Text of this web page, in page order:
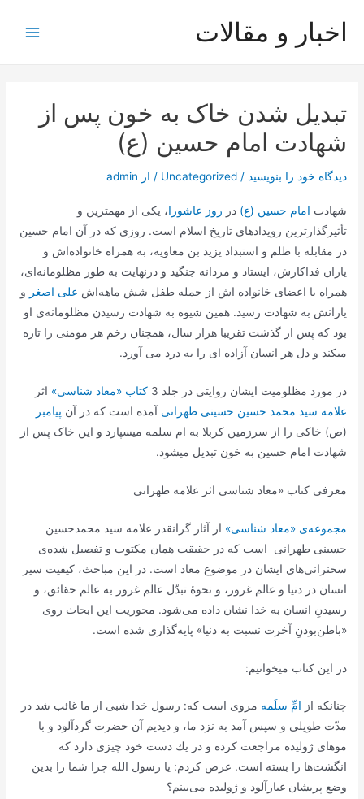
اخبار و مقالات
تبدیل شدن خاک به خون پس از
شهادت امام حسین (ع)
دیدگاه‌ خود را بنویسید /
Uncategorized / از admin
شهادت امام حسین (ع) در روز عاشورا، یکی از مهمترین و
تأثیرگذارترین رویدادهای تاریخ اسلام است. روزی که در آن امام حسین
در مقابله با ظلم و استبداد یزید بن معاویه، به همراه خانواده‌اش و
یاران فداکارش، ایستاد و مردانه جنگید و درنهایت به طور مظلومانه‌ای،
همراه با اعضای خانواده اش از جمله طفل شش ماهه‌اش علی اصغر و
یارانش به شهادت رسید. همین شیوه به شهادت رسیدن مظلومانه‌ی او
بود که پس از گذشت تقریبا هزار سال، همچنان زخم هر مومنی را تازه
میکند و دل هر انسان آزاده ای را به درد می آورد.
در مورد مظلومیت ایشان روایتی در جلد 3 کتاب «معاد شناسی» اثر
علامه سید محمد حسین حسینی طهرانی آمده است که در آن پیامبر
(ص) خاکی را از سرزمین کربلا به ام سلمه میسپارد و این خاک پس از
شهادت امام حسین به خون تبدیل میشود.
معرفی کتاب «معاد شناسی اثر علامه طهرانی
مجموعه‌ی «معاد‌ شناسی» از آثار گرانقدر علامه سید محمدحسین
حسینی طهرانی است که در حقیقت همان مکتوب و تفصیل شده‌ی
سخنرانی‌های ایشان در موضوع معاد است. در این مباحث، کیفیت سیر
انسان در دنیا و عالم غرور، و نحوۀ تبدّل عالم غرور به عالم حقائق، و
رسیدنِ انسان به خدا نشان داده می‌شود. محوریت این ابحاث روی
«باطن‌بودنِ آخرت نسبت به دنیا» پایه‌گذاری شده است.
در این کتاب میخوانیم:
چنانكه از امِّ سلَمه مروى است كه: رسول خدا شبى از ما غائب شد در
مدّت طویلى و سپس آمد به نزد ما، و دیدیم آن حضرت گردآلود و با
موهاى ژولیده مراجعت كرده و در یك دست خود چیزى دارد كه
انگشت‌ها را بسته است. عرض كردم: یا رسول الله چرا شما را بدین
وضع پریشان غبارآلود و ژولیده مى‌بینم؟